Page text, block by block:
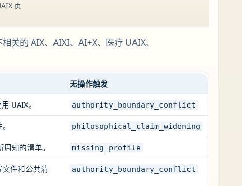
页
关的 AIX、AIXI、AI+X、医疗 UAIX、
无操作触发
UAIX。 authority_boundary_conflict
philosophical_claim_widening
知的清单。 missing_profile
件和公共清
authority_boundary_conflict